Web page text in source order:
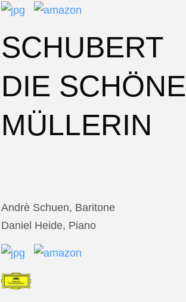
SCHUBERT
DIE SCHÖNE
MÜLLERIN
Andrè Schuen, Baritone
Daniel Heide, Piano